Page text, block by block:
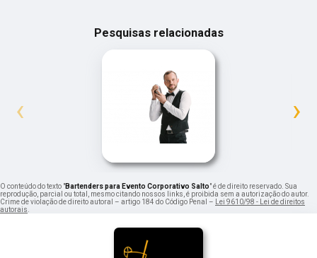
Pesquisas relacionadas
‹ ›
O conteúdo do texto "Bartenders para Evento Corporativo Salto" é de direito reservado. Sua
reprodução, parcial ou total, mesmo citando nossos links, é proibida sem a autorização do autor.
Crime de violação de direito autoral – artigo 184 do Código Penal – Lei 9610/98 - Lei de direitos
autorais.